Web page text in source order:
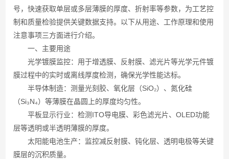
号，快速获取单层或多层薄膜的厚度、折射率等参数，为工艺控
制和质量检验提供关键数据支持。以下从用途、工作原理和使用
注意事项三方面进行介绍。
一、主要用途
光学镀膜监控：用于增透膜、反射膜、滤光片等光学元件镀
膜过程中的实时或离线厚度检测，确保光学性能达标。
半导体制造：测量光刻胶、氧化层（SiO₂）、氮化硅
（Si₃N₄）等薄膜在晶圆上的厚度均匀性。
平板显示行业：检测ITO导电膜、彩色滤光片、OLED功能
层等透明或半透明薄膜的厚度。
太阳能电池生产：监控减反射膜、钝化层、透明电极等关键
膜层的沉积质量。